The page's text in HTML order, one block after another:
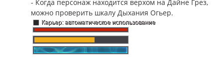
- Когда персонаж находится верхом на Дайне Грез,
можно проверить шкалу Дыхания Огьер.